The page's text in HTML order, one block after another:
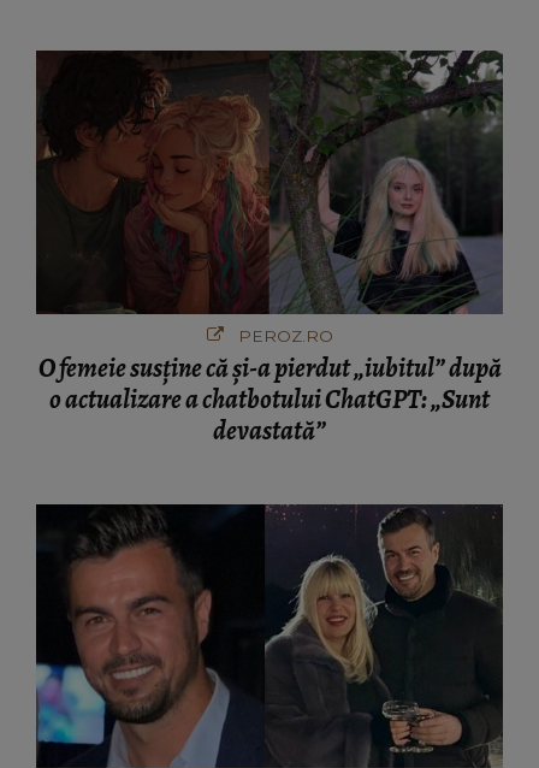
PEROZ.RO
O femeie susține că și-a pierdut „iubitul” după
o actualizare a chatbotului ChatGPT: „Sunt
devastată”